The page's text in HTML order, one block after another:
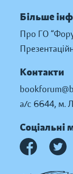
Більше
Про ГО
Контакти
а/с 6644, м.
Соціальні